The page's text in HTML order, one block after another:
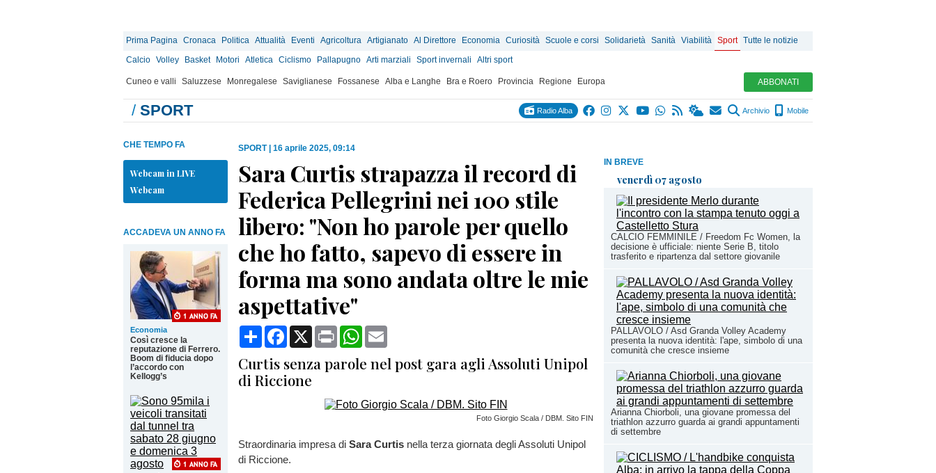
Prima Pagina Cronaca Politica Attualità Eventi Agricoltura Artigianato Al Direttore Economia Curiosità Scuole e corsi Solidarietà Sanità Viabilità Sport Tutte le notizie
Calcio Volley Basket Motori Atletica Ciclismo Pallapugno Arti marziali Sport invernali Altri sport
Cuneo e valli Saluzzese Monregalese Saviglianese Fossanese Alba e Langhe Bra e Roero Provincia Regione Europa ABBONATI
/ SPORT Radio Alba Archivio Mobile
IN BREVE
venerdì 07 agosto
CALCIO FEMMINILE / Freedom Fc Women, la
decisione è ufficiale: niente Serie B, titolo
trasferito e ripartenza dal settore giovanile
PALLAVOLO / Asd Granda Volley Academy
presenta la nuova identità: l'ape, simbolo di una
comunità che cresce insieme
Arianna Chiorboli, una giovane promessa del
triathlon azzurro guarda ai grandi appuntamenti
di settembre
CHE TEMPO FA
Webcam in LIVE
Webcam
ACCADEVA UN ANNO FA
Economia
Così cresce la
reputazione di Ferrero.
Boom di fiducia dopo
l’accordo con
Kellogg’s
SPORT| 16 aprile 2025, 09:14
Sara Curtis strapazza il record di
Federica Pellegrini nei 100 stile
libero: "Non ho parole per quello
che ho fatto, sapevo di essere in
forma ma sono andata oltre le mie
aspettative"
CondividiFacebook
X Print WhatsApp
Curtis senza parole nel post gara agli Assoluti Unipol
di Riccione
Foto Giorgio Scala / DBM. Sito FIN
Straordinaria impresa di Sara Curtis nella terza giornata degli Assoluti Unipol
di Riccione.